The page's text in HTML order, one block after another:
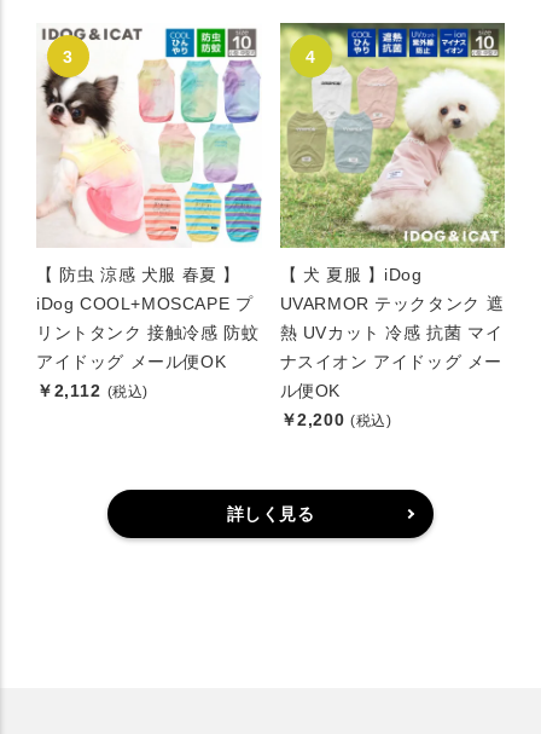
【 防虫 涼感 犬服 春夏 】
iDog COOL+MOSCAPE プ
リントタンク 接触冷感 防蚊
アイドッグ メール便OK
￥2,112 (税込)
【 犬 夏服 】iDog
UVARMOR テックタンク 遮
熱 UVカット 冷感 抗菌 マイ
ナスイオン アイドッグ メー
ル便OK
￥2,200 (税込)
詳しく見る